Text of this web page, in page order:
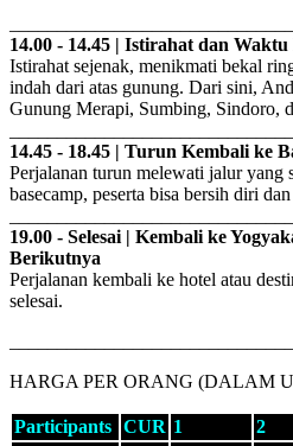
14.00 - 14.45 | Istirahat dan
Istirahat sejenak, menikmati bekal
indah dari atas gunung. Dari sini,
Gunung Merapi, Sumbing, Sindoro,
14.45 - 18.45 | Turun Kembali ke
Perjalanan turun melewati jalur yang
basecamp, peserta bisa bersih diri
19.00 - Selesai | Kembali ke
Berikutnya
Perjalanan kembali ke hotel atau
selesai.
HARGA PER ORANG (DALAM
Participants CUR 1 2